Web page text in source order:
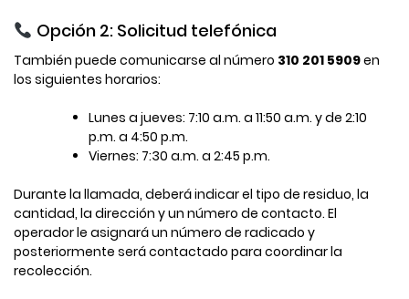
Opción 2: Solicitud telefónica
También puede comunicarse al número 310 201 5909en
los siguientes horarios:
Lunes a jueves: 7:10 a.m. a 11:50 a.m. y de 2:10
p.m. a 4:50 p.m.
Viernes: 7:30 a.m. a 2:45 p.m.
Durante la llamada, deberá indicar el tipo de residuo, la
cantidad, la dirección y un número de contacto. El
operador le asignará un número de radicado y
posteriormente será contactado para coordinar la
recolección.